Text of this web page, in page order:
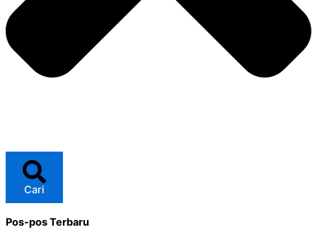
Cari
Pos-pos Terbaru